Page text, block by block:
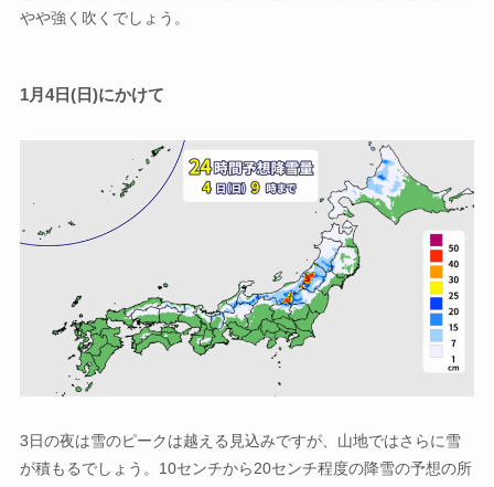
やや強く吹くでしょう。
1月4日(日)にかけて
3日の夜は雪のピークは越える見込みですが、山地ではさらに雪
が積もるでしょう。10センチから20センチ程度の降雪の予想の所